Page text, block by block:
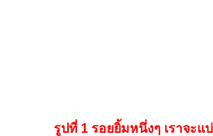
รูปที่ 1 รอยยิ้มหนึ่งๆ เราจะแ